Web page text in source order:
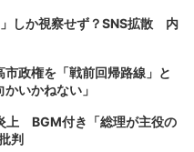
しか視察せず？SNS拡散 内
政権を「戦前回帰路線」と
いかねない」
上 BGM付き「総理が主役の
判